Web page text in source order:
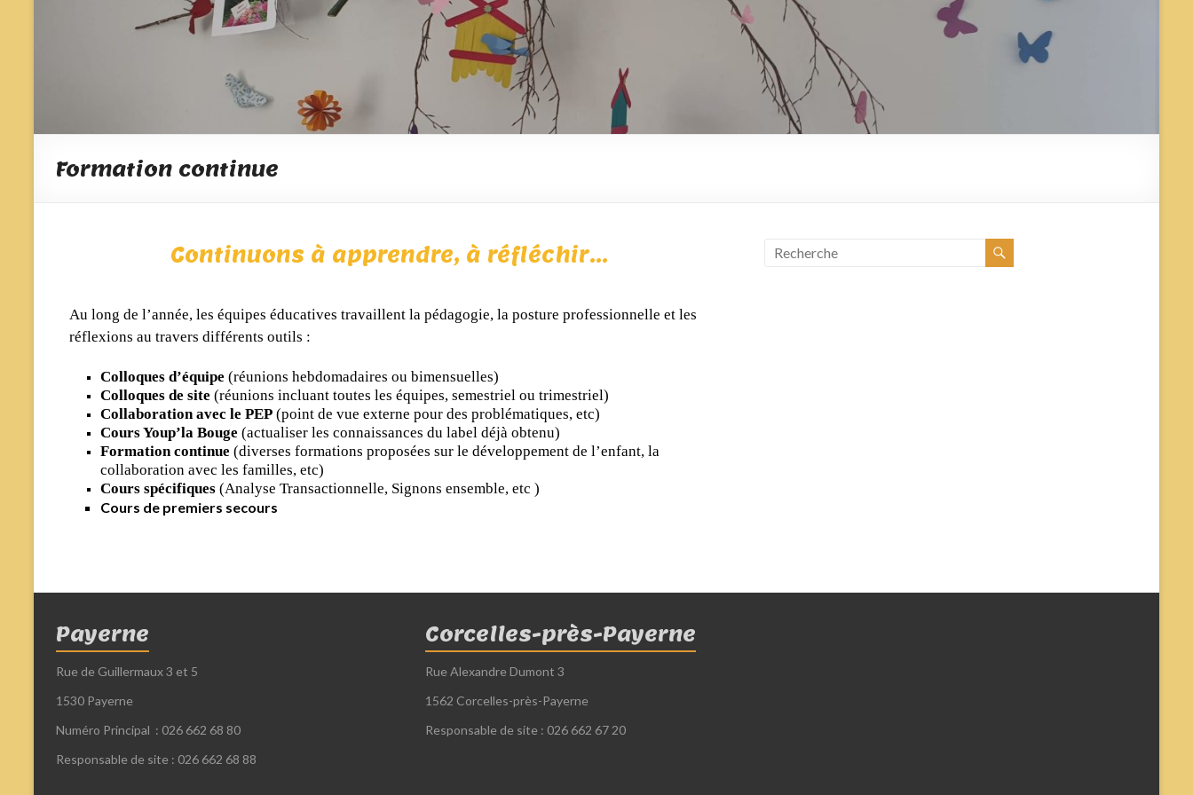
Formation continue
Continuons à apprendre, à réfléchir...
Au long de l’année, les équipes éducatives travaillent la pédagogie, la posture professionnelle et les
réflexions au travers différents outils :
Colloques d’équipe (réunions hebdomadaires ou bimensuelles)
Colloques de site (réunions incluant toutes les équipes, semestriel ou trimestriel)
Collaboration avec le PEP (point de vue externe pour des problématiques, etc)
Cours Youp’la Bouge (actualiser les connaissances du label déjà obtenu)
Formation continue (diverses formations proposées sur le développement de l’enfant, la
collaboration avec les familles, etc)
Cours spécifiques (Analyse Transactionnelle, Signons ensemble, etc )
Cours de premiers secours
Payerne
Rue de Guillermaux 3 et 5
1530 Payerne
Numéro Principal : 026 662 68 80
Responsable de site : 026 662 68 88
Corcelles-près-Payerne
Rue Alexandre Dumont 3
1562 Corcelles-près-Payerne
Responsable de site : 026 662 67 20